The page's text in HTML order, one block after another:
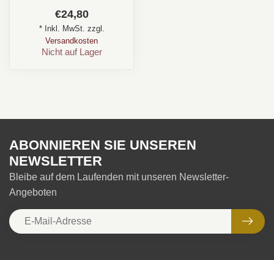
Stärke: ✪✪✪✪✩
Aroma: Holz, E...
€24,80
* Inkl. MwSt. zzgl.
Versandkosten
Nicht auf Lager
ABONNIEREN SIE UNSEREN
NEWSLETTER
Bleibe auf dem Laufenden mit unseren Newsletter-
Angeboten